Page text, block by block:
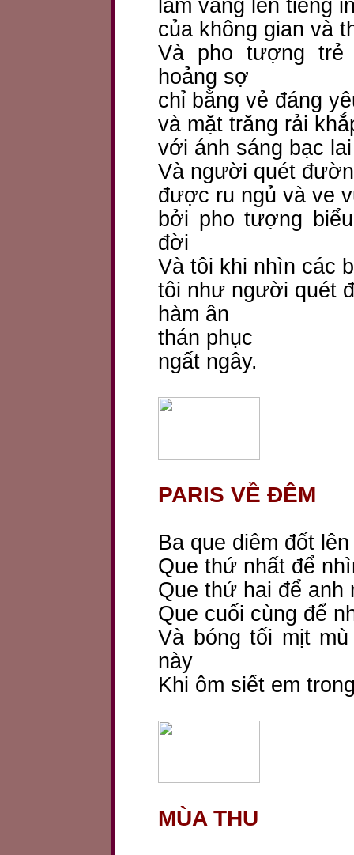
làm vang lên tiếng
của không gian và
Và pho tượng trẻ
hoảng sợ
chỉ bằng vẻ đáng
và mặt trăng rải
với ánh sáng bạc
Và người quét
được ru ngủ và ve
bởi pho tượng
đời
Và tôi khi nhìn các
tôi như người quét
hàm ân
thán phục
ngất ngây.
PARIS VỀ ĐÊM
Ba que diêm đốt
Que thứ nhất để
Que thứ hai để anh
Que cuối cùng để
Và bóng tối mịt
này
Khi ôm siết em
MÙA THU